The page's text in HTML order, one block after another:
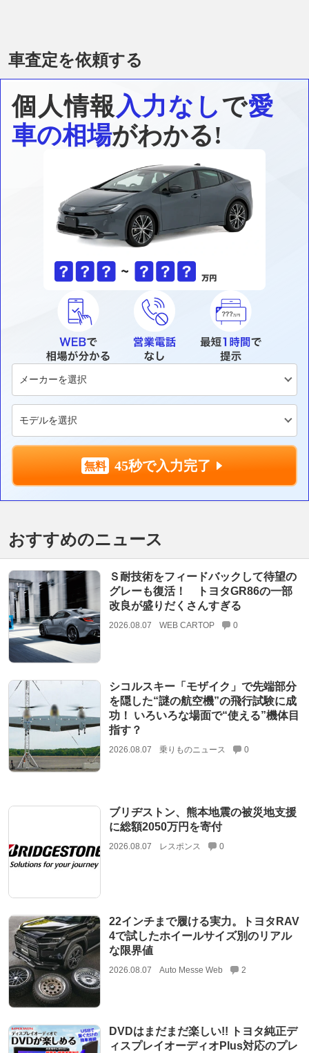
車査定を依頼する
個人情報入力なしで愛
車の相場がわかる!
45秒で入力完了
おすすめのニュース
Ｓ耐技術をフィードバックして待望の
グレーも復活！ トヨタGR86の一部
改良が盛りだくさんすぎる
2026.08.07 WEB CARTOP 0
シコルスキー「モザイク」で先端部分
を隠した“謎の航空機”の飛行試験に成
功！ いろいろな場面で“使える”機体目
指す？
2026.08.07 乗りものニュース 0
ブリヂストン、熊本地震の被災地支援
に総額2050万円を寄付
2026.08.07 レスポンス 0
22インチまで履ける実力。トヨタRAV
4で試したホイールサイズ別のリアル
な限界値
2026.08.07 Auto Messe Web 2
DVDはまだまだ楽しい!! トヨタ純正デ
ィスプレイオーディオPlus対応のプレ